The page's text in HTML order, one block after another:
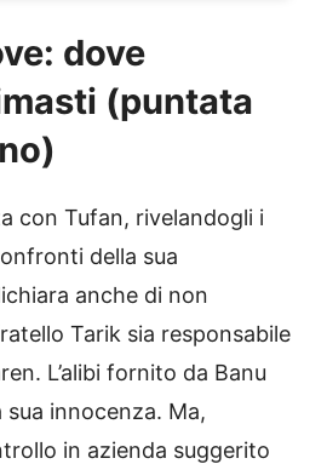
dove
(puntata
con Tufan, rivelandogli i
della sua
anche di non
Tarik sia responsabile
L’alibi fornito da Banu
innocenza. Ma,
in azienda suggerito